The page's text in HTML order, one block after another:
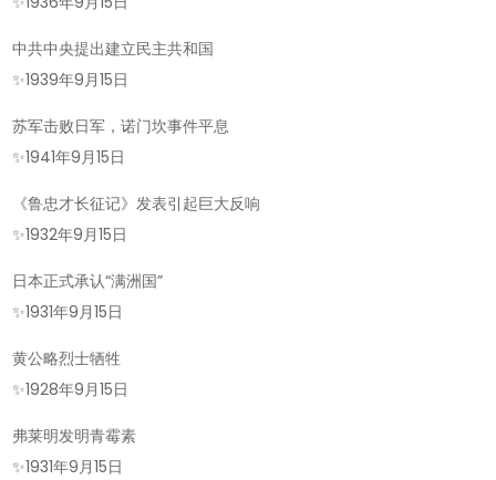
中共中央提出建立民主共和国
✨1939年9月15日
苏军击败日军，诺门坎事件平息
✨1941年9月15日
《鲁忠才长征记》发表引起巨大反响
✨1932年9月15日
日本正式承认“满洲国”
✨1931年9月15日
黄公略烈士牺牲
✨1928年9月15日
弗莱明发明青霉素
✨1931年9月15日